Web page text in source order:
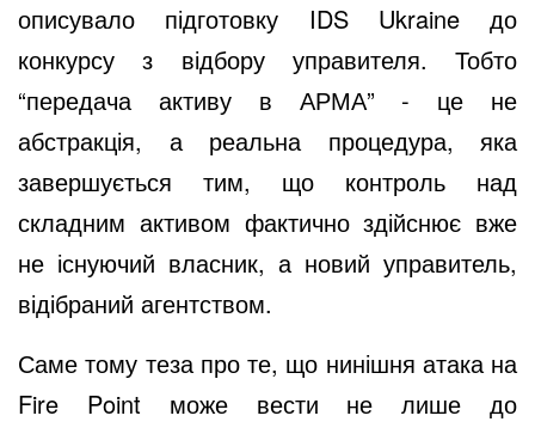
описувало підготовку IDS Ukraine до
конкурсу з відбору управителя. Тобто
“передача активу в АРМА” - це не
абстракція, а реальна процедура, яка
завершується тим, що контроль над
складним активом фактично здійснює вже
не існуючий власник, а новий управитель,
відібраний агентством.
Саме тому теза про те, що нинішня атака на
Fire Point може вести не лише до